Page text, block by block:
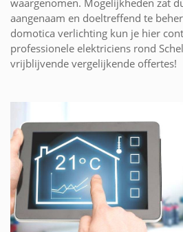
waargenomen. Mogelijkheden zat
aangenaam en doeltreffend te
domotica verlichting kun je hier
professionele elektriciens rond
vrijblijvende vergelijkende offertes!